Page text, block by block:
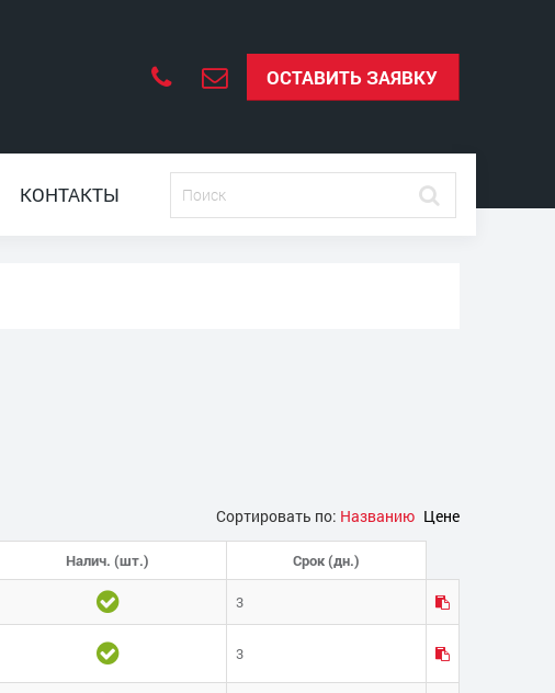
ОСТАВИТЬ ЗАЯВКУ
КОНТАКТЫ
Сортировать по: Названию Цене
Налич. (шт.) Срок (дн.)
3
3